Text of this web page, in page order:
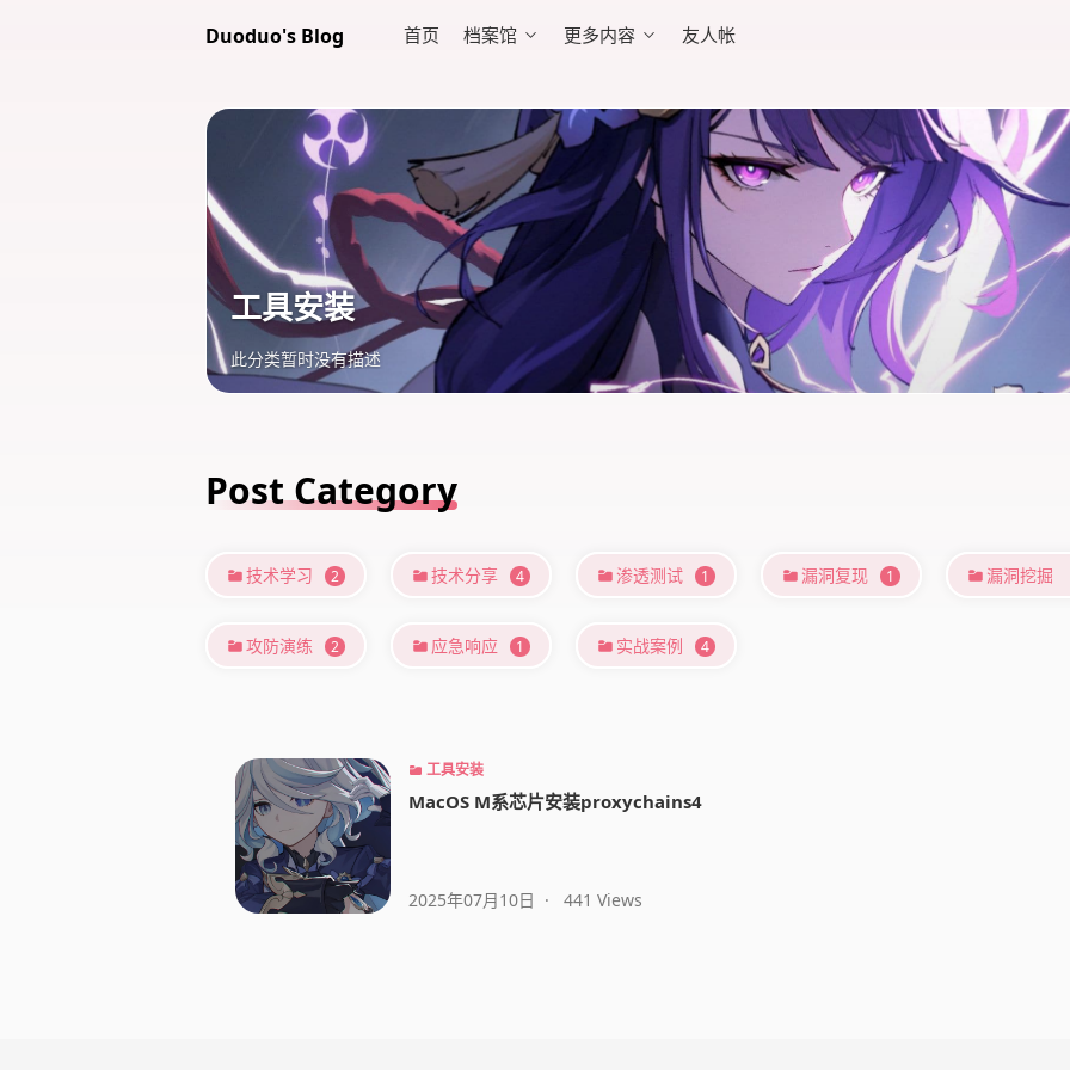
Duoduo's Blog 首页 档案馆 更多内容 友人帐
工具安装
此分类暂时没有描述
Post Category
技术学习 2 技术分享 4 渗透测试 1 漏洞复现 1 漏洞挖掘
攻防演练 2 应急响应 1 实战案例 4
工具安装
MacOS M系芯片安装proxychains4
2025年07月10日 · 441 Views